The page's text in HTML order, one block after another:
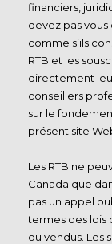
financiers,
devez pas
comme s’ils
RTB et les
directement
conseillers
sur le
présent site
Les RTB ne
Canada que
pas un appel
termes des lois
ou vendus. Les